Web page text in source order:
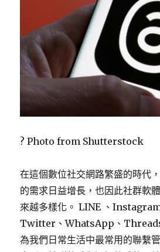
? Photo from Shutterstock
在這個數位社交網路繁盛的時代
的需求日益增長，也因此社群軟
來越多樣化。 LINE 、
Twitter、WhatsApp、
為我們日常生活中最常用的聯繫